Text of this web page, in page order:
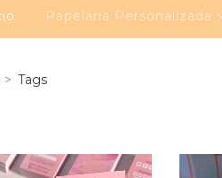
Papelaria Personalizada
> Tags